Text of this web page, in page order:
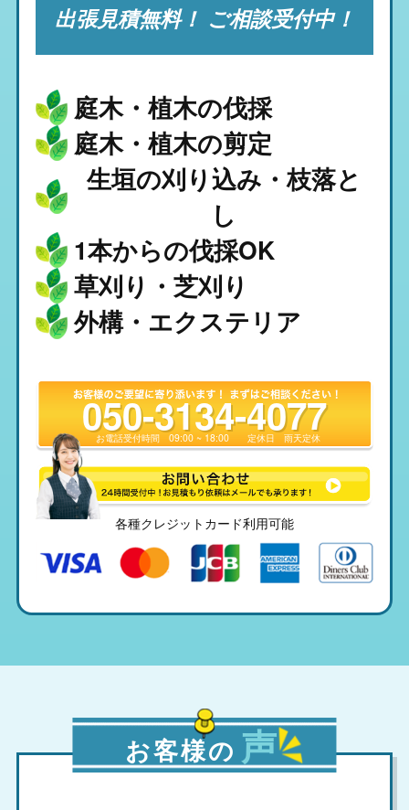
出張見積無料！ ご相談受付中！
庭木・植木の伐採
1本からの伐採OK
庭木・植木の剪定
草刈り・芝刈り
生垣の刈り込み・枝落と
し
外構・エクステリア
050-3134-4077
お電話受付時間09:00 ~ 18:00 定休日雨天定休
各種クレジットカード利用可能
お客様の 声